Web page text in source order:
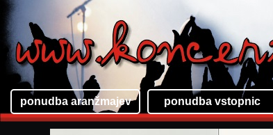
ponudba aranžmajev ponudba vstopnic